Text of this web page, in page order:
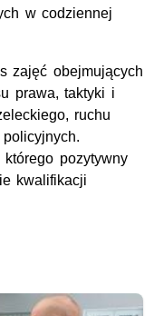
w codziennej
zajęć obejmujących
prawa, taktyki i
ruchu
pozytywny
kwalifikacji